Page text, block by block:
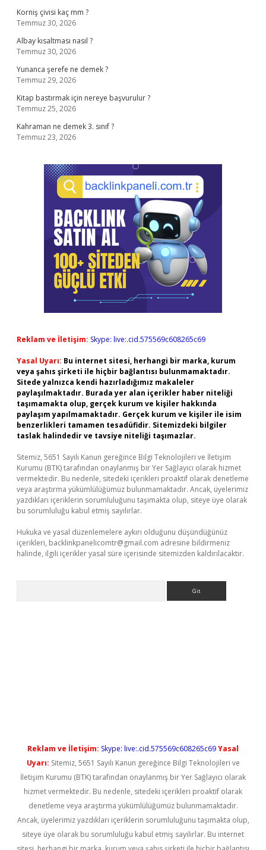
Korniş çivisi kaç mm ?
Temmuz 30, 2026
Albay kısaltması nasıl ?
Temmuz 30, 2026
Yunanca şerefe ne demek ?
Temmuz 29, 2026
Kitap bastırmak için nereye başvurulur ?
Temmuz 25, 2026
Kahraman ne demek 3. sınıf ?
Temmuz 23, 2026
Reklam ve İletişim: Skype: live:.cid.575569c608265c69
Yasal Uyarı: Bu internet sitesi, herhangi bir marka, kurum
veya şahıs şirketi ile hiçbir bağlantısı bulunmamaktadır.
Sitede yalnızca kendi hazırladığımız makaleler
paylaşılmaktadır. Burada yer alan içerikler haber niteliği
taşımamakta olup, gerçek kurum ve kişiler hakkında
paylaşım yapılmamaktadır. Gerçek kurum ve kişiler ile isim
benzerlikleri tamamen tesadüfidir. Sitemizdeki bilgiler
taslak halindedir ve tavsiye niteliği taşımazlar.
Sitemiz, 5651 Sayılı Kanun gereğince Bilgi Teknolojileri ve İletişim
Kurumu (BTK) tarafından onaylanmış bir Yer Sağlayıcı olarak hizmet
vermektedir. Bu nedenle, sitedeki içerikleri proaktif olarak denetleme
veya araştırma yükümlülüğümüz bulunmamaktadır. Ancak, üyelerimiz
yazdıkları içeriklerin sorumluluğunu taşımakta olup, siteye üye olarak
bu sorumluluğu kabul etmiş sayılırlar.
Hukuka ve yasal düzenlemelere aykırı olduğunu düşündüğünüz
içerikleri, backlinkpanelicomtr@gmail.com adresine bildirmeniz
halinde, ilgili içerikler yasal süre içerisinde sitemizden kaldırılacaktır.
Reklam ve İletişim: Skype: live:.cid.575569c608265c69Yasal
Uyarı: Sitemiz, 5651 Sayılı Kanun gereğince Bilgi Teknolojileri ve
İletişim Kurumu (BTK) tarafından onaylanmış bir Yer Sağlayıcı olarak
hizmet vermektedir. Bu nedenle, sitedeki içerikleri proaktif olarak
denetleme veya araştırma yükümlülüğümüz bulunmamaktadır.
Ancak, üyelerimiz yazdıkları içeriklerin sorumluluğunu taşımakta olup,
siteye üye olarak bu sorumluluğu kabul etmiş sayılırlar. Bu internet